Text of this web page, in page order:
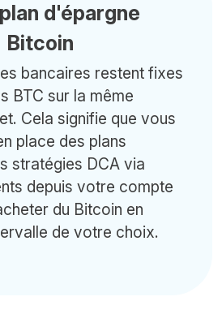
d'épargne
Bitcoin
bancaires restent fixes
BTC sur la même
Cela signifie que vous
place des plans
stratégies DCA via
depuis votre compte
du Bitcoin en
de votre choix.